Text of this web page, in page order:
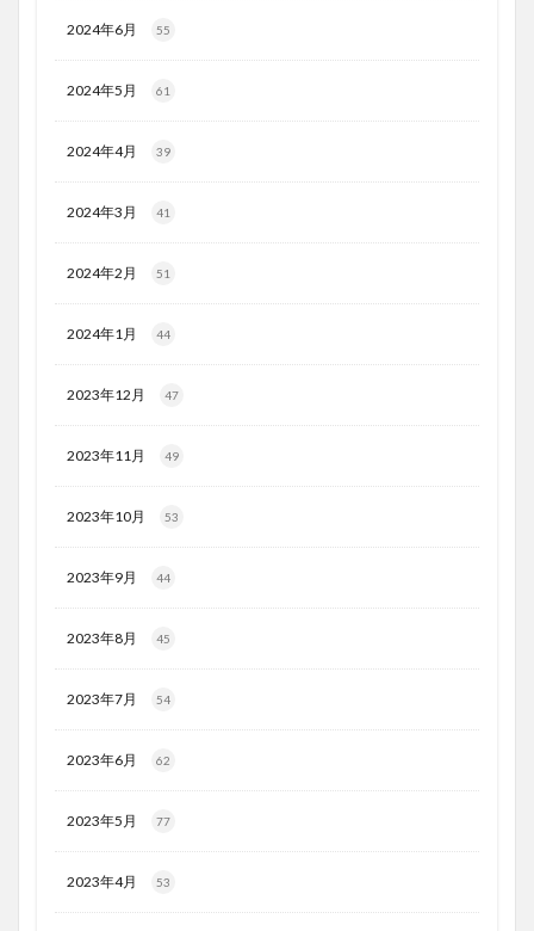
2024年6月 55
2024年5月 61
2024年4月 39
2024年3月 41
2024年2月 51
2024年1月 44
2023年12月 47
2023年11月 49
2023年10月 53
2023年9月 44
2023年8月 45
2023年7月 54
2023年6月 62
2023年5月 77
2023年4月 53